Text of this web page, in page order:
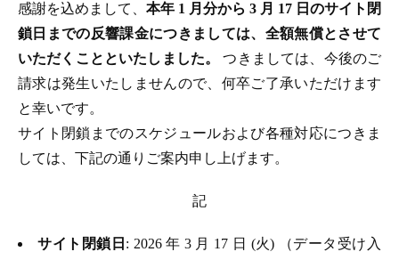
感謝を込めまして、 本年 1 月分から 3 月 17 日のサイト閉
鎖日までの反響課金につきましては、全額無償とさせて
いただくことといたしました。つきましては、今後のご
請求は発生いたしませんので、何卒ご了承いただけます
と幸いです。
サイト閉鎖までのスケジュールおよび各種対応につきま
しては、下記の通りご案内申し上げます。
記
サイト閉鎖日 : 2026 年 3 月 17 日 (火) （データ受け入